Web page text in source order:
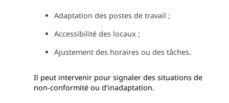
Adaptation des postes de travail ;
Accessibilité des locaux ;
Ajustement des horaires ou des tâches.
Il peut intervenir pour signaler des situations de
non-conformité ou d’inadaptation.